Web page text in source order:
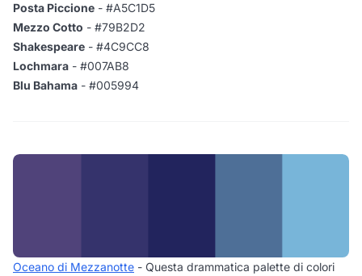
Posta Piccione - #A5C1D5
Mezzo Cotto - #79B2D2
Shakespeare - #4C9CC8
Lochmara - #007AB8
Blu Bahama - #005994
Oceano di Mezzanotte - Questa drammatica palette di colori